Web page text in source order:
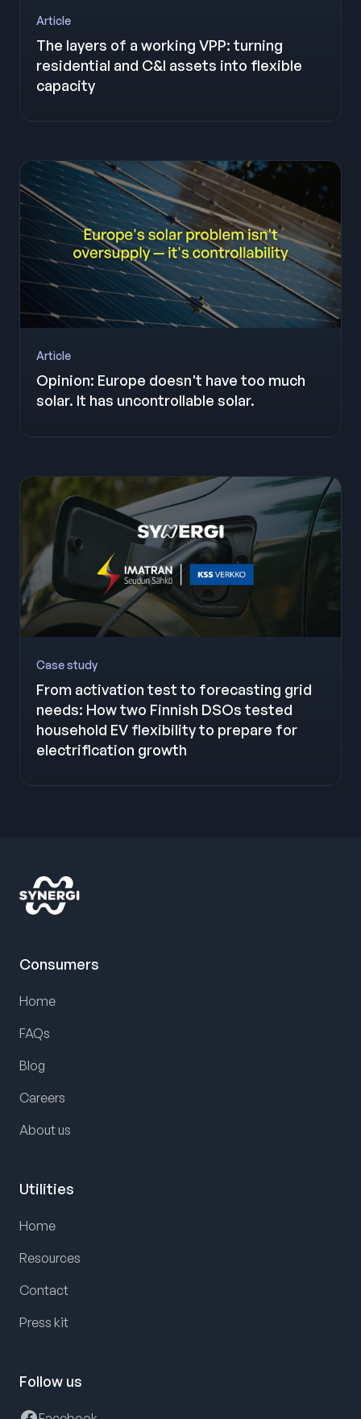
Article
The layers of a working VPP: turning
residential and C&I assets into flexible
capacity
Article
Opinion: Europe doesn't have too much
solar. It has uncontrollable solar.
Case study
From activation test to forecasting grid
needs: How two Finnish DSOs tested
household EV flexibility to prepare for
electrification growth
Consumers
Home
FAQs
Blog
Careers
About us
Utilities
Home
Resources
Contact
Press kit
Follow us